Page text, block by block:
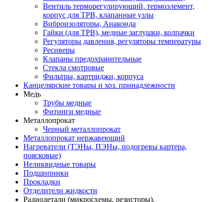
Вентиль терморегулирующий, термоэлемент,
корпус для ТРВ, клапанные узлы
Виброизоляторы, Анаконда
Гайки (для ТРВ), медные заглушки, колпачки
Регуляторы давления, регуляторы температуры
Ресиверы
Клапаны предохранительные
Стекла смотровые
Фильтры, картриджи, корпуса
Канцелярские товары и хоз. принадлежности
Медь
Трубы медные
Фитинги медные
Металлопрокат
Черный металлопрокат
Металлопрокат нержавеющий
Нагреватели (ТЭНы, ПЭНы, подогревы картера,
поясковые)
Неликвидные товары
Подшипники
Прокладки
Отделители жидкости
Радиодетали (микросхемы, резисторы).